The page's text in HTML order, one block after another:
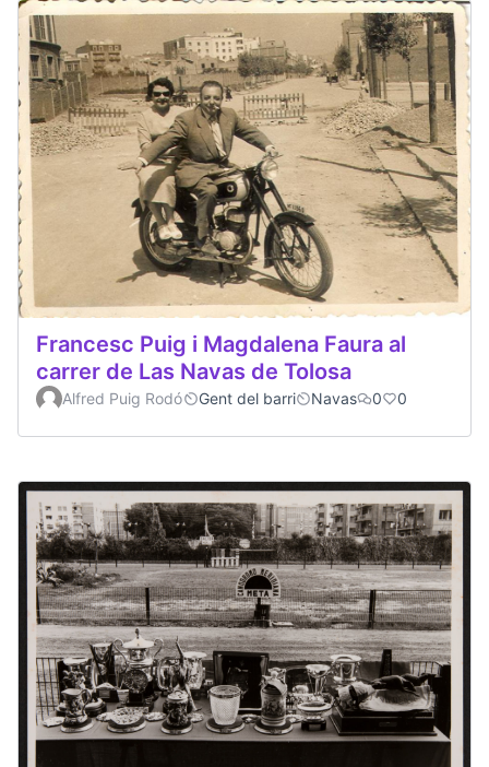
Francesc Puig i Magdalena Faura al
carrer de Las Navas de Tolosa
Alfred Puig Rodó Gent del barri Navas 0 0